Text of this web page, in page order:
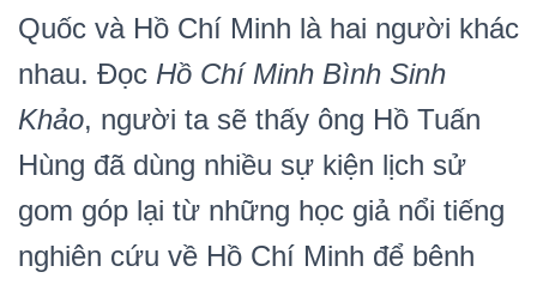
Quốc và Hồ Chí Minh là hai người khác
nhau. Đọc Hồ Chí Minh Bình Sinh
Khảo, người ta sẽ thấy ông Hồ Tuấn
Hùng đã dùng nhiều sự kiện lịch sử
gom góp lại từ những học giả nổi tiếng
nghiên cứu về Hồ Chí Minh để bênh